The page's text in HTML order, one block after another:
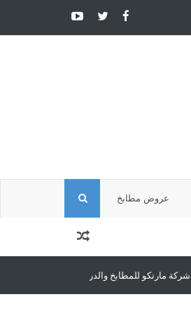
عروض مطابخ ا
ل
والدريسنج روم مطابخ كلاسيك